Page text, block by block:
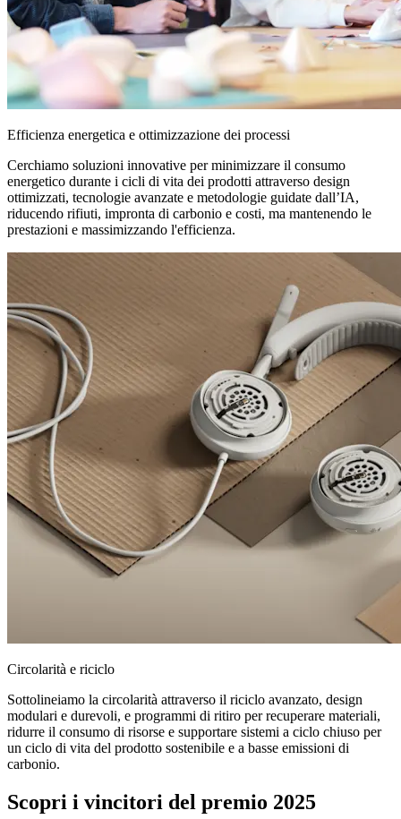
Efficienza energetica e ottimizzazione dei processi
Cerchiamo soluzioni innovative per minimizzare il consumo
energetico durante i cicli di vita dei prodotti attraverso design
ottimizzati, tecnologie avanzate e metodologie guidate dall’IA,
riducendo rifiuti, impronta di carbonio e costi, ma mantenendo le
prestazioni e massimizzando l'efficienza.
Circolarità e riciclo
Sottolineiamo la circolarità attraverso il riciclo avanzato, design
modulari e durevoli, e programmi di ritiro per recuperare materiali,
ridurre il consumo di risorse e supportare sistemi a ciclo chiuso per
un ciclo di vita del prodotto sostenibile e a basse emissioni di
carbonio.
Scopri i vincitori del premio 2025